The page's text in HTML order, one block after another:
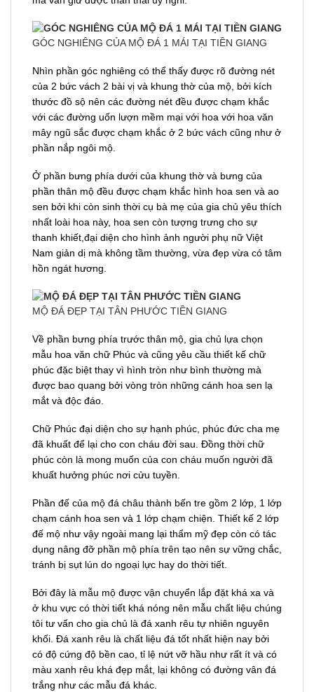
GÓC NGHIÊNG CỦA MỘ ĐÁ 1 MÁI TẠI TIỀN GIANG
Nhìn phần góc nghiêng có thể thấy được rõ đường nét
của 2 bức vách 2 bài vị và khung thờ của mộ, bởi kích
thước đồ sộ nên các đường nét đều được chạm khắc
với các đường uốn lượn mềm mại với hoa với hoa văn
mây ngũ sắc được chạm khắc ở 2 bức vách cũng như ở
phần nắp ngôi mộ.
Ở phần bưng phía dưới của khung thờ và bưng của
phần thân mộ đều được chạm khắc hình hoa sen và ao
sen bởi khi còn sinh thời cụ bà mẹ của gia chủ yêu thích
nhất loài hoa này, hoa sen còn tượng trưng cho sự
thanh khiết,đại diện cho hình ảnh người phụ nữ Việt
Nam giản dị mà không tầm thường, vừa đẹp vừa có tâm
hồn ngát hương.
MỘ ĐÁ ĐẸP TẠI TÂN PHƯỚC TIỀN GIANG
Về phần bưng phía trước thân mộ, gia chủ lựa chọn
mẫu hoa văn chữ Phúc và cũng yêu cầu thiết kế chữ
phúc đặc biệt thay vì hình tròn như bình thường mà
được bao quang bởi vòng tròn những cánh hoa sen lạ
mắt và độc đáo.
Chữ Phúc đại diện cho sự hạnh phúc, phúc đức cha mẹ
đã khuất để lại cho con cháu đời sau. Đồng thời chữ
phúc còn là mong muốn của con cháu muốn người đã
khuất hưởng phúc nơi cửu tuyền.
Phần đế của mộ đá châu thành bến tre gồm 2 lớp, 1 lớp
chạm cánh hoa sen và 1 lớp chạm chiện. Thiết kế 2 lớp
đế mộ như vậy ngoài mang lại thẩm mỹ đẹp còn có tác
dụng nâng đỡ phần mộ phía trên tạo nên sự vững chắc,
tránh bị sụt lún do ngoại lực hay do thời tiết.
Bởi đây là mẫu mộ được vận chuyển lắp đặt khá xa và
ở khu vực có thời tiết khá nóng nên mẫu chất liệu chúng
tôi tư vấn cho gia chủ là đá xanh rêu tự nhiên nguyên
khối. Đá xanh rêu là chất liệu đá tốt nhất hiện nay bởi
có độ cứng độ bền cao, tỉ lệ nứt vỡ hầu như rất ít và có
màu xanh rêu khá đẹp mắt, lại không có đường vân đá
trắng như các mẫu đá khác.